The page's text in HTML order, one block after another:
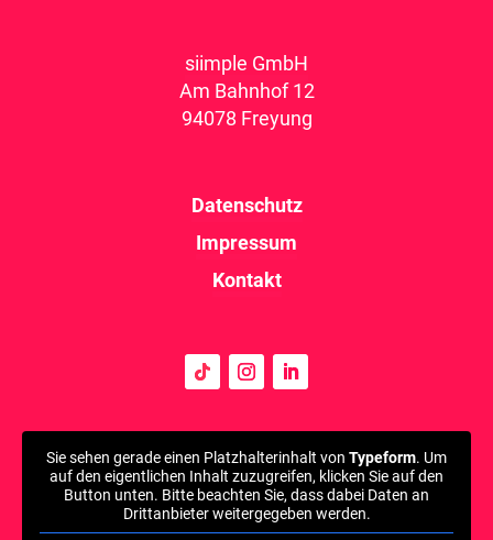
siimple GmbH
Am Bahnhof 12
94078 Freyung
Datenschutz
Impressum
Kontakt
Sie sehen gerade einen Platzhalterinhalt von Typeform. Um
auf den eigentlichen Inhalt zuzugreifen, klicken Sie auf den
Button unten. Bitte beachten Sie, dass dabei Daten an
Drittanbieter weitergegeben werden.